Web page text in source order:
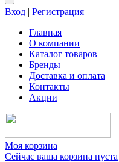
Вход | Регистрация
Главная
О компании
Каталог товаров
Бренды
Доставка и оплата
Контакты
Акции
Моя корзина
Сейчас ваша корзина пуста